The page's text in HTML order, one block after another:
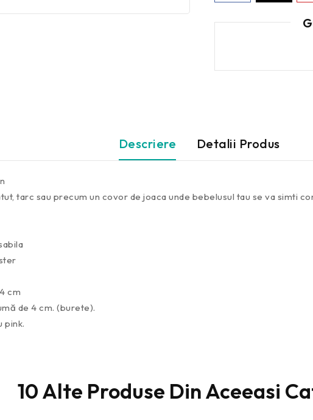
Descriere Detalii Produs
tarc sau precum un covor de joaca unde bebelusul tau se va simti
cm
de 4 cm. (burete).
pink.
10 Alte Produse Din Aceeasi